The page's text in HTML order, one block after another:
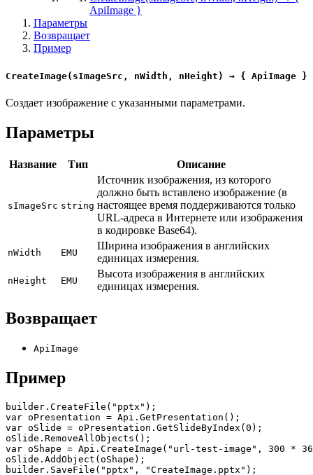
ApiImage }
Параметры
Возвращает
Пример
CreateImage(sImageSrc, nWidth, nHeight) → { ApiImage }
Создает изображение с указанными параметрами.
Параметры
Название Тип Описание
sImageSrc string
Источник изображения, из которого
должно быть вставлено изображение (в
настоящее время поддерживаются только
URL-адреса в Интернете или изображения
в кодировке Base64).
nWidth EMU
Ширина изображения в английских
единицах измерения.
nHeight EMU
Высота изображения в английских
единицах измерения.
Возвращает
ApiImage
Пример
builder.CreateFile("pptx");
var oPresentation = Api.GetPresentation();
var oSlide = oPresentation.GetSlideByIndex(0);
oSlide.RemoveAllObjects();
var oShape = Api.CreateImage("url-test-image", 300 *
oSlide.AddObject(oShape);
builder.SaveFile("pptx", "CreateImage.pptx");